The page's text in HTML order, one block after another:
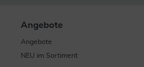
Angebote
Angebote
NEU im Sortiment